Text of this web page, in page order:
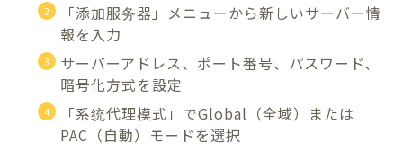
「添加服务器」メニューから新しいサーバー情
報を入力
サーバーアドレス、ポート番号、パスワード、
暗号化方式を設定
「系统代理模式」でGlobal（全域）または
PAC（自動）モードを選択